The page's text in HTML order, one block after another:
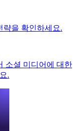
략을 확인하세요.
소셜 미디어에 대한
.